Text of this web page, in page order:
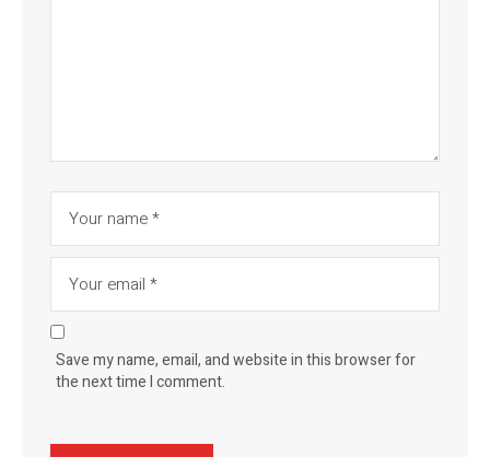
Save my name, email, and website in this browser for
the next time I comment.